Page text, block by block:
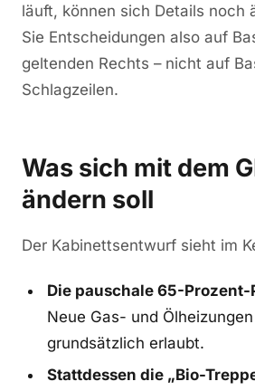
läuft, können sich Details noch
Sie Entscheidungen also auf
geltenden Rechts – nicht auf
Schlagzeilen.
Was sich mit dem
ändern soll
Der Kabinettsentwurf sieht im
Die pauschale 65-
Neue Gas- und
grundsätzlich erlaubt.
Stattdessen die „Bio-